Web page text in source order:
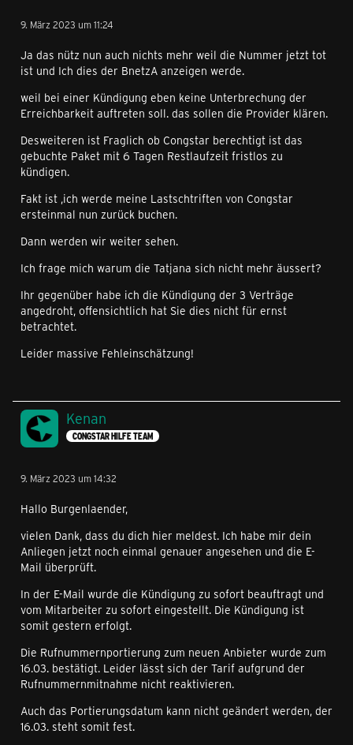
9. März 2023 um 11:24
Ja das nütz nun auch nichts mehr weil die Nummer jetzt tot
ist und Ich dies der BnetzA anzeigen werde.
weil bei einer Kündigung eben keine Unterbrechung der
Erreichbarkeit auftreten soll. das sollen die Provider klären.
Desweiteren ist Fraglich ob Congstar berechtigt ist das
gebuchte Paket mit 6 Tagen Restlaufzeit fristlos zu
kündigen.
Fakt ist ,ich werde meine Lastschtriften von Congstar
ersteinmal nun zurück buchen.
Dann werden wir weiter sehen.
Ich frage mich warum die Tatjana sich nicht mehr äussert?
Ihr gegenüber habe ich die Kündigung der 3 Verträge
angedroht, offensichtlich hat Sie dies nicht für ernst
betrachtet.
Leider massive Fehleinschätzung!
Kenan
CONGSTAR HILFE TEAM
9. März 2023 um 14:32
Hallo Burgenlaender,
vielen Dank, dass du dich hier meldest. Ich habe mir dein
Anliegen jetzt noch einmal genauer angesehen und die E-
Mail überprüft.
In der E-Mail wurde die Kündigung zu sofort beauftragt und
vom Mitarbeiter zu sofort eingestellt. Die Kündigung ist
somit gestern erfolgt.
Die Rufnummernportierung zum neuen Anbieter wurde zum
16.03. bestätigt. Leider lässt sich der Tarif aufgrund der
Rufnummernmitnahme nicht reaktivieren.
Auch das Portierungsdatum kann nicht geändert werden, der
16.03. steht somit fest.